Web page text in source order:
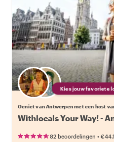
Kies jouw favoriete
Geniet van Antwerpen met een host
Withlocals Your Way! -
82 beoordelingen •